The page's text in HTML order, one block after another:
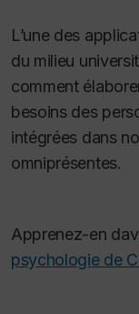
L’une des
du milieu
comment
besoins des
intégrées dans
omniprésentes.
Apprenez-en
psychologie de